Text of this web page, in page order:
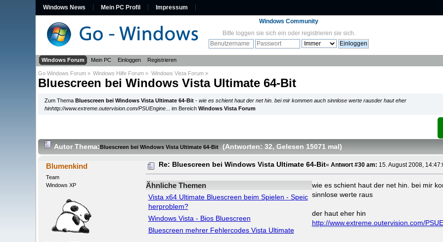
Windows News Mein PC Profil Impressum
Windows Community
Bitte loggen sie sich ein oder registrieren sie sich.
Windows Forum Mein PC Einloggen Registrieren
Go Windows Forum » Windows Hilfe Forum » Windows Vista Forum»
Bluescreen bei Windows Vista Ultimate 64-Bit
Zum ThemaBluescreen bei Windows Vista Ultimate 64-Bit -wie es schient haut der net hin. bei mir kommen auch sinnlose werte rausder haut eher
hinhttp://www.extreme.outervision.com/PSUEngine ... im BereichWindows Vista Forum
AutorThema: Bluescreen bei Windows Vista Ultimate 64-Bit (Antworten: 32, Gelesen 15071 mal )
Blumenkind
Team
Windows XP
Re: Bluescreen bei Windows Vista Ultimate 64-Bit«Antwort #30 am: 15. August 2008,
Ähnliche Themen
Vista x64 Ultimate Bluescreen beim Spielen - Speic
herproblem?
Windows Vista - Bios Bluescreen
Bluescreen mehrer Fehlercodes Vista Ultimate
wie es schient haut der net hin. bei mir
sinnlose werte raus
der haut eher hin
http://www.extreme.outervision.com/